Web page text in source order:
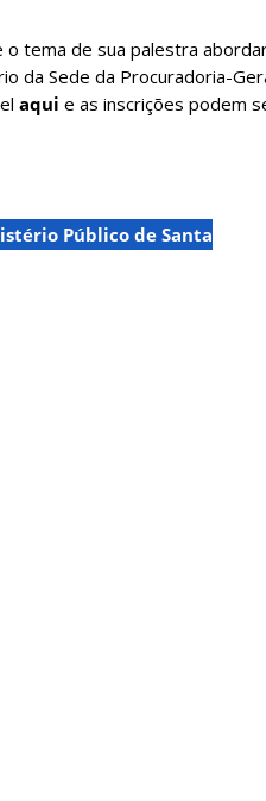
o tema de sua palestra
da Sede da Procuradoria-
aqui e as inscrições podem
Público de Santa